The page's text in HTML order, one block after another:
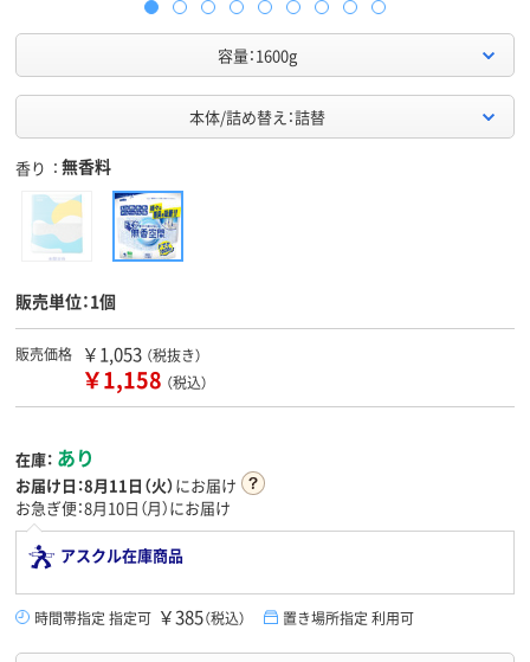
容量：1600g
本体/詰め替え：詰替
香り 無香料
販売単位：1個
販売価格 ￥1,053 （税抜き）
￥1,158 （税込）
在庫： あり
お届け日：8月11日（火）にお届け
お急ぎ便：8月10日（月）にお届け
アスクル在庫商品
時間帯指定 指定可 ￥385（税込） 置き場所指定 利用可